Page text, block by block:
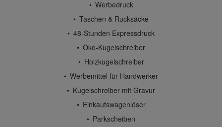
Werbedruck
Taschen & Rucksäcke
48-Stunden Expressdruck
Öko-Kugelschreiber
Holzkugelschreiber
Werbemittel für Handwerker
Kugelschreiber mit Gravur
Einkaufswagenlöser
Parkscheiben